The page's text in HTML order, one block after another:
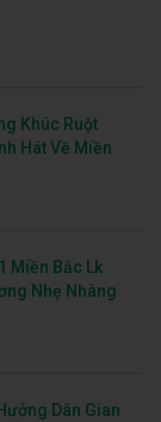
Khúc Ruột
Hát Về Miền
Miền Bắc Lk
Nhẹ Nhàng
Dân Gian